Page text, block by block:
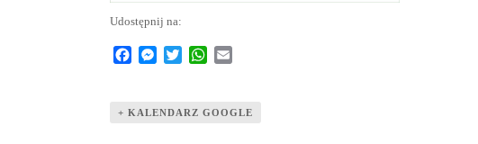
Udostępnij na:
FacebookMessenger
TwitterWhatsApp
+ KALENDARZ GOOGLE